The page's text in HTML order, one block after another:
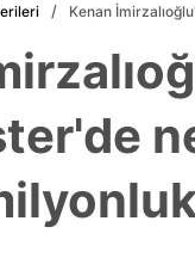
Kenan